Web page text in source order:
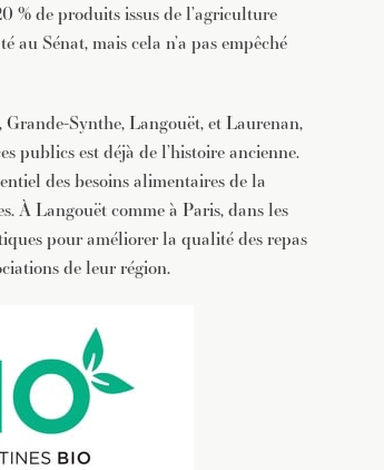
% de produits issus de l’agriculture
Sénat, mais cela n’a pas empêché
Synthe, Langouët, et Laurenan,
publics est déjà de l’histoire ancienne.
des besoins alimentaires de la
À Langouët comme à Paris, dans les
pour améliorer la qualité des repas
de leur région.